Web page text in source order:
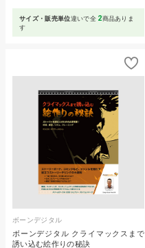
サイズ・販売単位違いで全 2商品ありま
す
ボーンデジタル
ボーンデジタル クライマックスまで
誘い込む絵作りの秘訣